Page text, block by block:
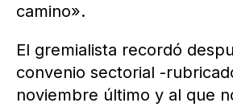
camino».
El gremialista recordó
convenio sectorial -
noviembre último y al que